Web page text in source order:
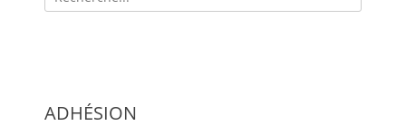
pour:
ADHÉSION